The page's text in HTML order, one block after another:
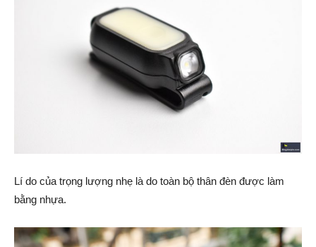
Lí do của trọng lượng nhẹ là do toàn bộ thân đèn được làm
bằng nhựa.